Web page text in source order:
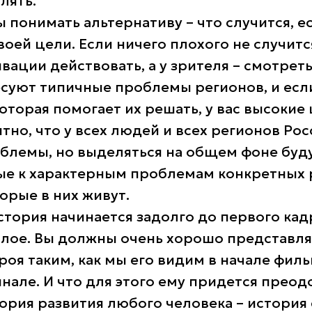
альтернативу – что случится,
цели. Если ничего плохого не
действовать, а у зрителя –
типичные проблемы регионов, и
помогает их решать, у вас
что у всех людей и всех регионов
но выделяться на общем фоне
к характерным проблемам конкретных
в них живут.
начинается задолго до первого
Вы должны очень хорошо
таким, как мы его видим в начале
И что для этого ему придется
развития любого человека –